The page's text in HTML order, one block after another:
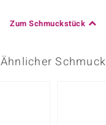
Zum Schmuckstück
Ähnlicher Schmuck